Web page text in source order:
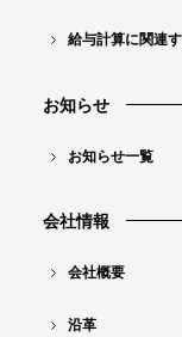
」
調
事
コ
ン
テ
給与計算に関連
お知らせ
お知らせ一覧
会社情報
会社概要
沿革